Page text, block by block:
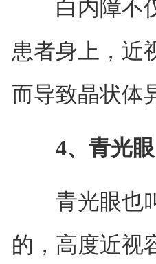
白内障不仅
患者身上，近
而导致晶状体
4、青光眼
青光眼也叫
的，高度近视